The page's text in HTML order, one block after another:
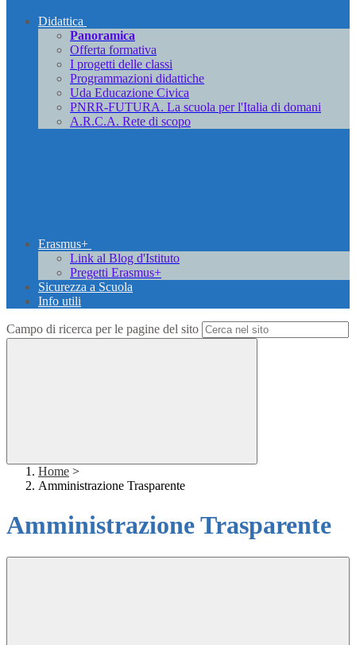
Didattica
Panoramica
Offerta formativa
I progetti delle classi
Programmazioni didattiche
Uda Educazione Civica
PNRR-FUTURA. La scuola per l'Italia di domani
A.R.C.A. Rete di scopo
Erasmus+
Link al Blog d'Istituto
Pregetti Erasmus+
Sicurezza a Scuola
Info utili
Campo di ricerca per le pagine del sito
Home >
Amministrazione Trasparente
Amministrazione Trasparente